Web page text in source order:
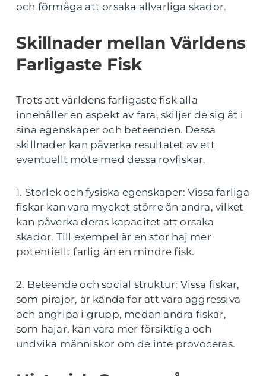
och förmåga att orsaka allvarliga skador.
Skillnader mellan Världens
Farligaste Fisk
Trots att världens farligaste fisk alla
innehåller en aspekt av fara, skiljer de sig åt i
sina egenskaper och beteenden. Dessa
skillnader kan påverka resultatet av ett
eventuellt möte med dessa rovfiskar.
1. Storlek och fysiska egenskaper: Vissa farliga
fiskar kan vara mycket större än andra, vilket
kan påverka deras kapacitet att orsaka
skador. Till exempel är en stor haj mer
potentiellt farlig än en mindre fisk.
2. Beteende och social struktur: Vissa fiskar,
som pirajor, är kända för att vara aggressiva
och angripa i grupp, medan andra fiskar,
som hajar, kan vara mer försiktiga och
undvika människor om de inte provoceras.